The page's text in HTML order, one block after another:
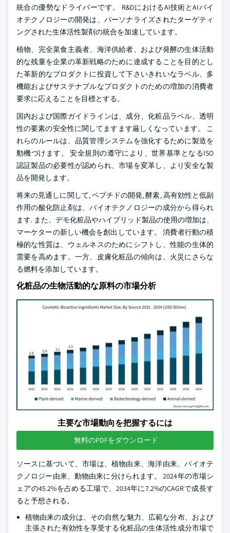
統合の優勢なドライバーです。 R&DにおけるAI技術とAIバイ
オテクノロジーの開発は、パーソナライズされたターゲティ
ングされた生体活性製剤の統合を加速しています。
植物、完全菜食主義者、海洋供給者、および発酵の生体活動
的な残量を企業の革新戦略のために達成することを目的とし
た革新的なプロダクトに投資して下さいきれいなラベル、多
機能およびサステナブルなプロダクトのための増加の消費者
要求に応えることを目標とする。
国内および国際ガイドラインは、成分、化粧品ラベル、透明
性の要素の安全性に関してますます厳しくなっています。 こ
れらのルールは、品質管理システムを強化するために製造を
動機づけます。 安全規則の遵守により、世界基準となるISO
認証製品の必要性が認められ、市場を変革し、より安全な製
品を開発します。
将来の見通しに関して, ペプチドの開発, 酵素, 高有効性と低副
作用の酸化防止剤は、バイオテクノロジーの成分から得られ
ます. また、デモ化粧品やハイブリッド製品の使用の増加は、
マーケターの新しい機会を創出しています。 消費者行動の積
極的な性質は、ウェルネスのためにシフトし、性能の生体的
需要を高めます。一方、皮膚化粧品の傾向は、火災にさらな
る燃料を添加しています。
化粧品の生物活動的な原料の市場分析
主要な市場動向を把握するには
無料のPDFをダウンロード
ソースに基づいて、市場は、植物由来、海洋由来、バイオテ
クノロジー由来、動物由来に分けられます。 2024年の市場シ
ェアの45.2%を占める工場で、2034年に7.2%のCAGRで成長す
ると予想される。
植物由来の成分は、その自然な魅力、広範な分布、および
主張された有効性を享受する化粧品の生体活性成分市場で